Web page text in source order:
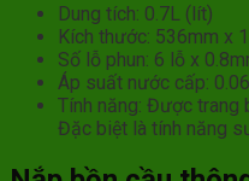
Dung tích: 0.7L (lít)
Kích thước: 536mm x
Số lỗ phun: 6 lỗ x
Áp suất nước cấp:
Tính năng: Được trang
Đặc biệt là tính năng